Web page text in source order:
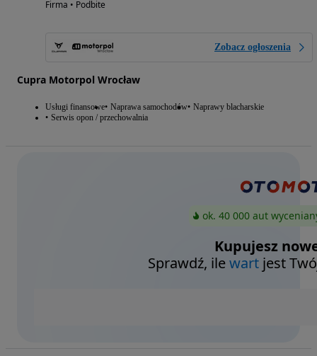
Firma • Podbite
Zobacz ogłoszenia
Cupra Motorpol Wrocław
Usługi finansowe Naprawa samochodów Naprawy blacharskie
Serwis opon / przechowalnia
ok. 40 000 aut
Kupujesz
Sprawdź, ilewart jest